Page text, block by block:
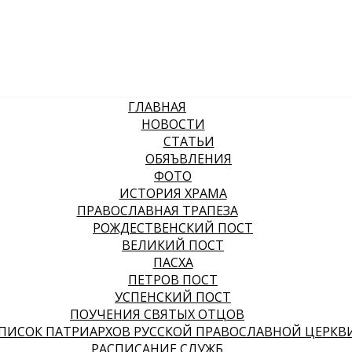
ГЛАВНАЯ
НОВОСТИ
СТАТЬИ
ОБЯЪВЛЕНИЯ
ФОТО
ИСТОРИЯ ХРАМА
ПРАВОСЛАВНАЯ ТРАПЕЗА
РОЖДЕСТВЕНСКИЙ ПОСТ
ВЕЛИКИЙ ПОСТ
ПАСХА
ПЕТРОВ ПОСТ
УСПЕНСКИЙ ПОСТ
ПОУЧЕНИЯ СВЯТЫХ ОТЦОВ
ПАТРИАРХОВ РУССКОЙ ПРАВОСЛАВНОЙ